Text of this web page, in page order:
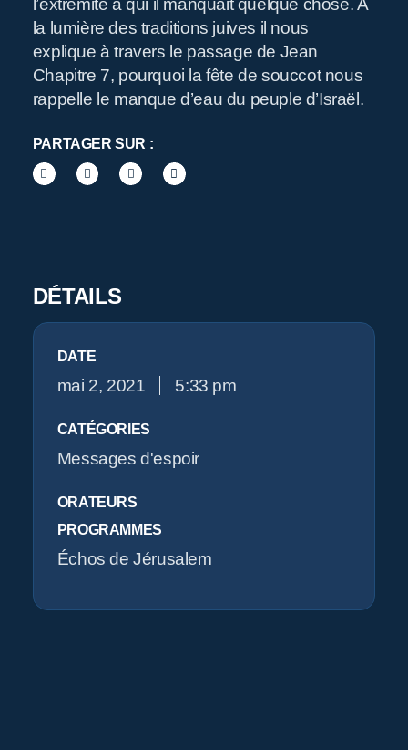
la lumière des traditions juives il nous
explique à travers le passage de Jean
Chapitre 7, pourquoi la fête de souccot nous
rappelle le manque d’eau du peuple d’Israël.
PARTAGER SUR :
DÉTAILS
DATE
mai 2, 2021 5:33 pm
CATÉGORIES
Messages d'espoir
ORATEURS
PROGRAMMES
Échos de Jérusalem